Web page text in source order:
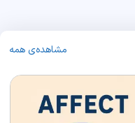
مشاهده‌ی همه